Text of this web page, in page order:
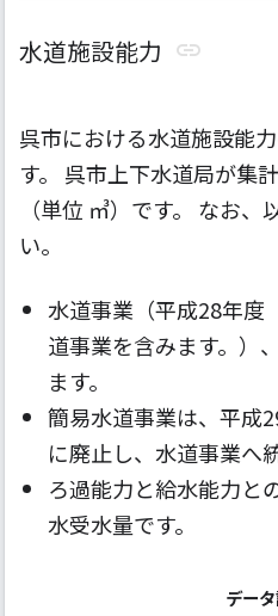
水道施設能力
呉市における水道施設能
す。 呉市上下水道局が集
（単位 ㎥）です。 なお
い。
水道事業（平成28年度
道事業を含みます。）
ます。
簡易水道事業は、平成
に廃止し、水道事業へ
ろ過能力と給水能力と
水受水量です。
デー